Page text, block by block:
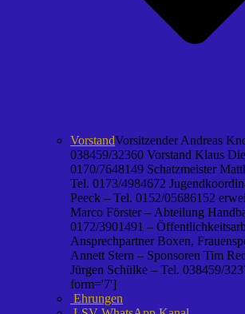
VorstandVorsitzender Andreas
038459/32360 Vorstand Klaus
0170/7648149 Schatzmeister
Tel. 0173/4984672
Peeck – Tel. 0152/05686152
Marco Förster – Abteilung
0172/3901491 –
Ansprechpartner Boxen,
Annett Stern – Sponsoren Tim
Jürgen Schülke – Tel. 038459/
form='7']
Ehrungen